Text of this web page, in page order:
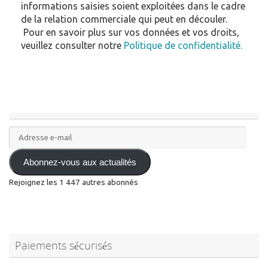
informations saisies soient exploitées dans le cadre
de la relation commerciale qui peut en découler.
Pour en savoir plus sur vos données et vos droits,
veuillez consulter notre Politique de confidentialité.
Adresse
e-
mail Abonnez-vous aux actualités
Rejoignez les 1 447 autres abonnés
Paiements sécurisés